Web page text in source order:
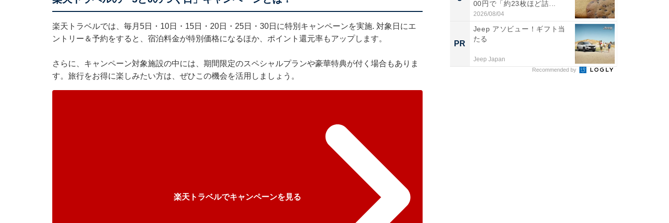
楽天トラベルでは、毎月5日・10日・15日・20日・25日・30日に特別キャンペーンを実施. 対象日にエ
ントリー＆予約をすると、宿泊料金が特別価格になるほか、ポイント還元率もアップします。
さらに、キャンペーン対象施設の中には、期間限定のスペシャルプランや豪華特典が付く場合もありま
す。旅行をお得に楽しみたい方は、ぜひこの機会を活用しましょう。
楽天トラベルでキャンペーンを見る
00円で「約23枚ほど詰...
2026/08/04
PR
Jeep アソビュー！ギフト当
たる
Jeep Japan
Recommended by